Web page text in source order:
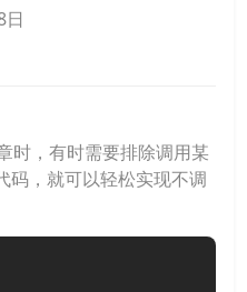
，有时需要排除调用某
码，就可以轻松实现不调